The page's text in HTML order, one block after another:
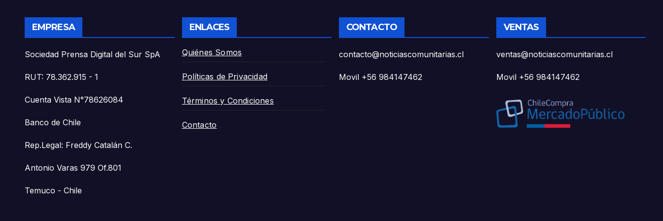
EMPRESA
Sociedad Prensa Digital del Sur SpA
RUT: 78.362.915 - 1
Cuenta Vista N°78626084
Banco de Chile
Rep.Legal: Freddy Catalán C.
Antonio Varas 979 Of.801
Temuco - Chile
ENLACES
Quiénes Somos
Políticas de Privacidad
Términos y Condiciones
Contacto
CONTACTO
contacto@noticiascomunitarias.cl
Movil +56 984147462
VENTAS
ventas@noticiascomunitarias.cl
Movil +56 984147462